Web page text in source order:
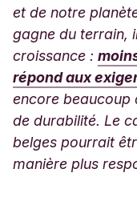
et de notre
gagne du terrain,
croissance :
répond aux
encore beaucoup
de durabilité. Le
belges pourrait
manière plus